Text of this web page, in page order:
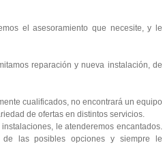
el asesoramiento que necesite, y le
reparación y nueva instalación, de
cualificados, no encontrará un equipo
de ofertas en distintos servicios.
le atenderemos encantados.
de las posibles opciones y siempre le